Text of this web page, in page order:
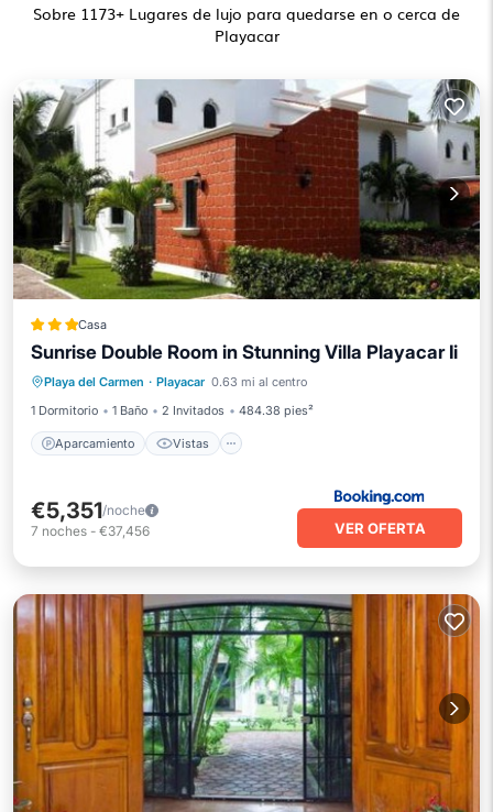
Sobre 1173+ Lugares de lujo para quedarse en o cerca de
Playacar
Casa
Sunrise Double Room in Stunning Villa Playacar Ii
Playa del Carmen · Playacar 0.63 mi al centro
1 Dormitorio
1 Baño 2 Invitados 484.38 pies²
Aparcamiento Vistas
Aparcamiento
Vistas
Aire acondicionado
Internet
€5,351/noche
7 noches - €37,456 VER OFERTA